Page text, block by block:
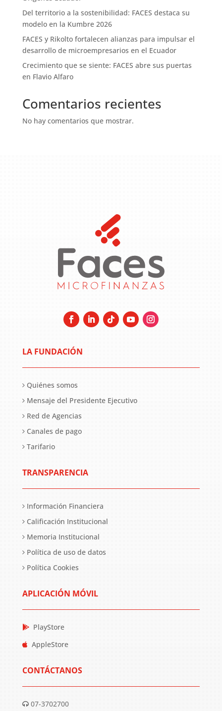
Del territorio a la sostenibilidad: FACES destaca su
modelo en la Kumbre 2026
FACES y Rikolto fortalecen alianzas para impulsar el
desarrollo de microempresarios en el Ecuador
Crecimiento que se siente: FACES abre sus puertas
en Flavio Alfaro
Comentarios recientes
No hay comentarios que mostrar.
LA FUNDACIÓN
Quiénes somos
Mensaje del Presidente Ejecutivo
Red de Agencias
Canales de pago
Tarifario
TRANSPARENCIA
Información Financiera
Calificación Institucional
Memoria Institucional
Política de uso de datos
Política Cookies
APLICACIÓN MÓVIL
PlayStore
AppleStore
CONTÁCTANOS
07-3702700